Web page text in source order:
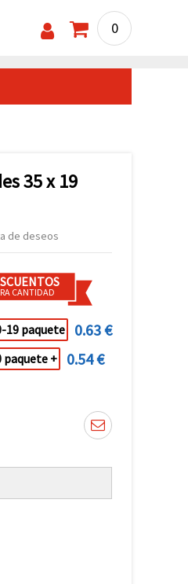
0
35 x 19
de deseos
CANTIDAD
19 paquete
0.63 €
paquete + 0.54 €